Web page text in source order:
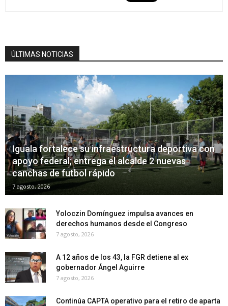
ÚLTIMAS NOTICIAS
Iguala fortalece su infraestructura deportiva con
apoyo federal; entrega el alcalde 2 nuevas
canchas de futbol rápido
7 agosto, 2026
Yoloczin Domínguez impulsa avances en
derechos humanos desde el Congreso
7 agosto, 2026
A 12 años de los 43, la FGR detiene al ex
gobernador Ángel Aguirre
7 agosto, 2026
Continúa CAPTA operativo para el retiro de aparta